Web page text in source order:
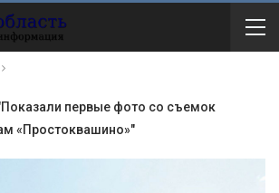
первые фото со съемок
«Простоквашино»"